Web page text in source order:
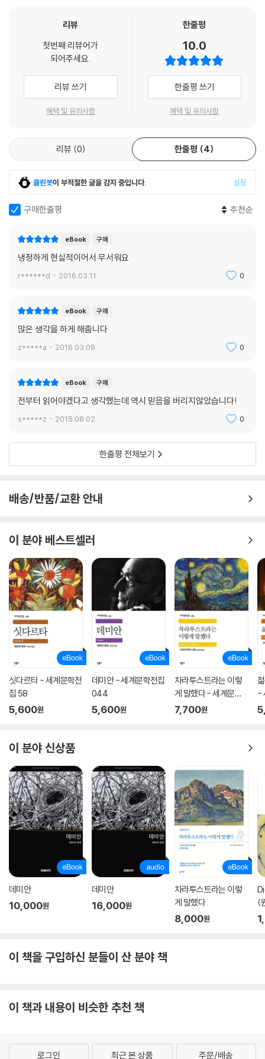
관람석에서> 등 프란츠 카프카의 엄선된 단편 9가지가 담겼다. 무거운 환
생각하게 한다.
리뷰
첫번째 리뷰어가
되어주세요.
리뷰 쓰기
혜택 및 유의사항
한줄평
10.0
한줄평 쓰기
혜택 및 유의사항
리뷰 0 한줄평 4
클린봇이 부적절한 글을 감지 중입니다. 설정
구매한줄평 추천순
eBook 구매
냉정하게 현실적이어서 무서워요
r******d 2016.03.11. 0
eBook 구매
많은 생각을 하게 해줍니다
z*****a 2016.03.09. 0
eBook 구매
전부터 읽어야겠다고 생각했는데 역시 믿음을 버리지않았습니다!
s*****z 2015.08.02. 0
한줄평 전체보기
배송/반품/교환 안내
이 분야 베스트셀러
싯다르타 - 세계문학전
집 58
5,600원
데미안 - 세계문학전집
044
5,600원
차라투스트라는 이렇
게 말했다 - 세계문학
전집 094
7,700원
-
이 분야 신상품
데미안
10,000원
데미안
16,000원
차라투스트라는 이렇
게 말했다
8,000원
(
이 책을 구입하신 분들이 산 분야 책
이 책과 내용이 비슷한 추천 책
로그인 최근 본 상품 주문/배송